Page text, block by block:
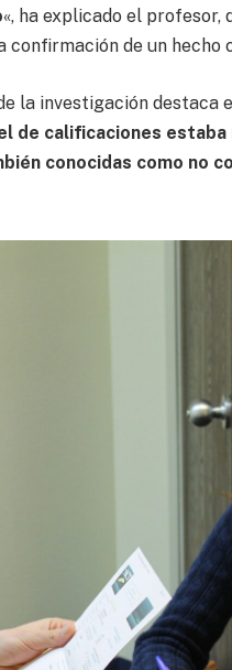
«, ha explicado el profesor,
confirmación de un hecho
la investigación destaca
de calificaciones estaba
conocidas como no